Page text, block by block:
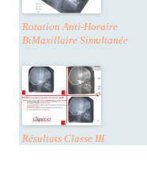
Rotation Anti-Horaire
BiMaxillaire Simultanée
Résultats Classe III